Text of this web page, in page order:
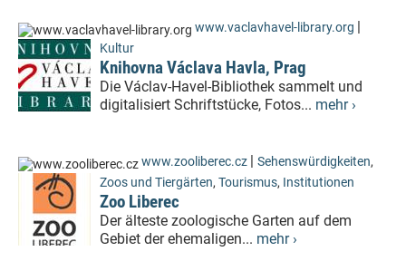
www.vaclavhavel-library.org |
Kultur
Knihovna Václava Havla, Prag
Die Václav-Havel-Bibliothek sammelt und
digitalisiert Schriftstücke, Fotos... mehr ›
www.zooliberec.cz | Sehenswürdigkeiten,
Zoos und Tiergärten, Tourismus, Institutionen
Zoo Liberec
Der älteste zoologische Garten auf dem
Gebiet der ehemaligen... mehr ›